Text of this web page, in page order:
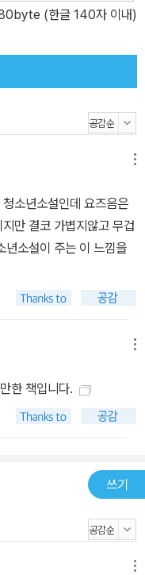
피어나는 질투 ‘나한테는
유복한 가정에서 부모에
는 하고 싶은 일을 전폭적
항상 자신의 곁에 있어 주
3년 내내 같은 중학교를
소영이가 조금 걸린다.
에 동생을 넷씩이나 둔
와 집안일을 도맡느라 다
하고 일찍 철이 들어버렸
묵묵히 자기 일을 해야
으로 꺼내는 일이 어려운
만 있으면 충분하다고
함께 나눌 수 있는 혜서에
력으로 주위 친구들에게
지 못한 성격 탓에 자신
고 말았다. 그 아이는 혜
서 왕따 주동자로 낙인
그 아이와 닮은 소영이가
데 자신보다 먼저 혜서와
마음이 이상하다. 혜서와
원이는 이내 자신의 마음
(한글 140자 이내)
소년소설인데 요즈음은
만 결코 가볍지않고 무겁
년소설이 주는 이 느낌을
한 책입니다.
쓰기